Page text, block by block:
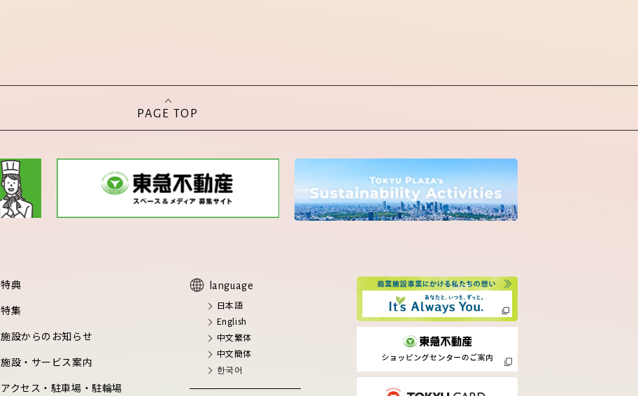
PAGE TOP
特典
特集
施設からのお知らせ
施設・サービス案内
アクセス・駐車場・駐輪場
language
日本語
English
中文繁体
中文簡体
한국어